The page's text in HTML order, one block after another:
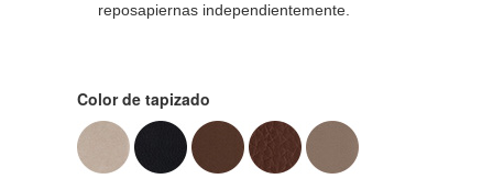
reposapiernas independientemente.
Color de tapizado